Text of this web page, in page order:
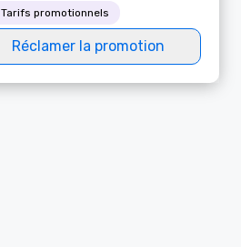
Tarifs promotionnels
Réclamer la promotion